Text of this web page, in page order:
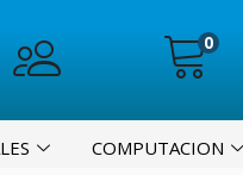
0
COMPUTACION